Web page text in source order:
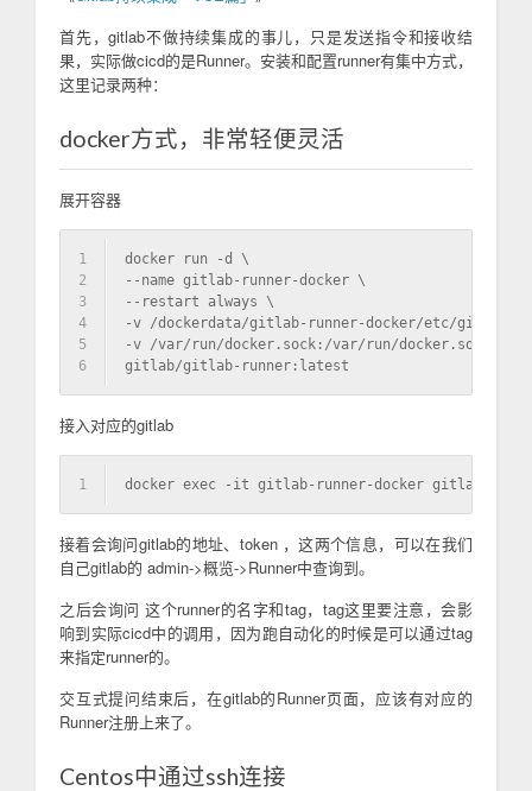
首先，gitlab不做持续集成的事儿，只是发送指令和接收结
果，实际做cicd的是Runner。安装和配置runner有集中方式，
这里记录两种：
docker方式，非常轻便灵活
展开容器
1
2
3
4
5
6
docker run -d \
--name gitlab-runner-docker \
--restart always \
-v /dockerdata/gitlab-runner-docker/etc/gitlab-
-v /var/run/docker.sock:/var/run/docker.sock \
gitlab/gitlab-runner:latest
接入对应的gitlab
1 docker exec -it gitlab-runner-docker gitlab-
接着会询问gitlab的地址、token ，这两个信息，可以在我们
自己gitlab的 admin->概览->Runner中查询到。
之后会询问 这个runner的名字和tag，tag这里要注意，会影
响到实际cicd中的调用，因为跑自动化的时候是可以通过tag
来指定runner的。
交互式提问结束后，在gitlab的Runner页面，应该有对应的
Runner注册上来了。
Centos中通过ssh连接